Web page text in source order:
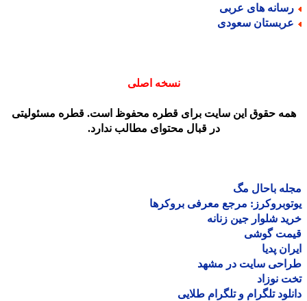
های عربی
سعودی
نسخه اصلی
حقوق این سایت برای قطره محفوظ است. قطره مسئولیتی
در قبال محتوای مطالب ندارد.
باحال مگ
مرجع معرفی بروکرها
شلوار جین زنانه
گوشی
پدیا
سایت در مشهد
نوزاد
تلگرام و تلگرام طلایی